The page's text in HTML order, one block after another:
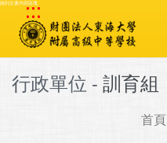
跳到主要內容區塊
:::
行政單位 - 訓育組
首頁